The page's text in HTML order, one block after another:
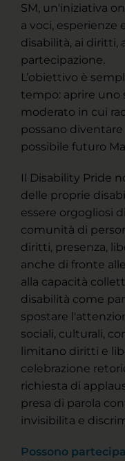
SM, un'iniziativa
a voci, esperienze
disabilità, ai diritti,
partecipazione.
L’obiettivo è
tempo: aprire uno
moderato in cui
possano
possibile futuro
Il Disability Pride
delle proprie
essere orgogliosi
comunità di
diritti, presenza,
anche di fronte
alla capacità
disabilità come
spostare
sociali, culturali,
limitano diritti e
celebrazione
richiesta di
presa di parola
invisibilita e
Possono